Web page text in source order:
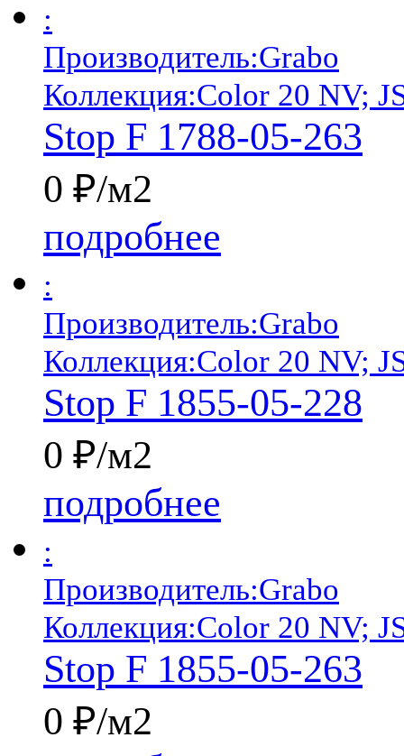
:
Производитель:Grabo
Коллекция:Color 20 NV;
Stop F 1788-05-263
0 ₽/м2
подробнее
:
Производитель:Grabo
Коллекция:Color 20 NV;
Stop F 1855-05-228
0 ₽/м2
подробнее
:
Производитель:Grabo
Коллекция:Color 20 NV;
Stop F 1855-05-263
0 ₽/м2